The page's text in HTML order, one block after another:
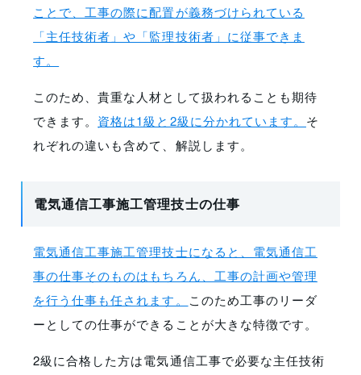
ことで、工事の際に配置が義務づけられている
「主任技術者」や「監理技術者」に従事できま
す。
このため、貴重な人材として扱われることも期待
できます。 資格は1級と2級に分かれています。 そ
れぞれの違いも含めて、解説します。
電気通信工事施工管理技士の仕事
電気通信工事施工管理技士になると、電気通信工
事の仕事そのものはもちろん、工事の計画や管理
を行う仕事も任されます。
このため工事のリーダ
ーとしての仕事ができることが大きな特徴です。
2級に合格した方は電気通信工事で必要な主任技術